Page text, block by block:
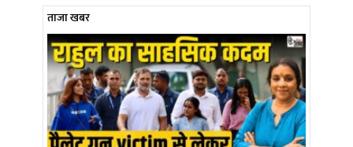
ताजा खबर